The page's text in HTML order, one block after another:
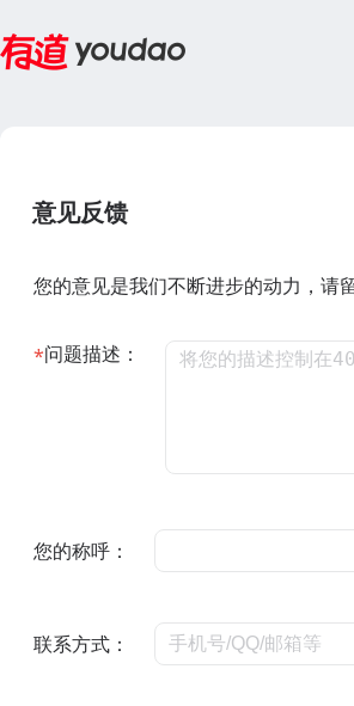
意见反馈
您的意见是我们不断进步的动力，请
问题描述：
您的称呼：
联系方式：